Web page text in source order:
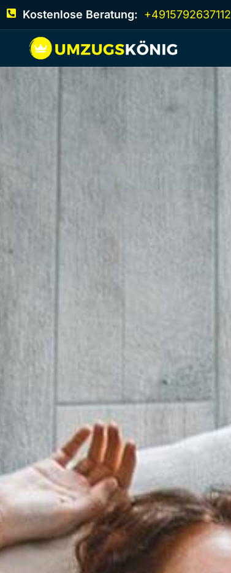
Kostenlose Beratung: +4915792637112